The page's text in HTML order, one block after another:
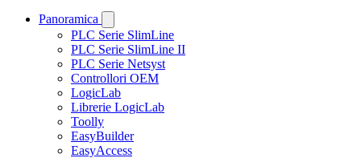
Panoramica
PLC Serie SlimLine
PLC Serie SlimLine II
PLC Serie Netsyst
Controllori OEM
LogicLab
Librerie LogicLab
Toolly
EasyBuilder
EasyAccess